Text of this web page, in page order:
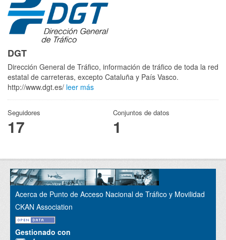
DGT
Dirección General de Tráfico, información de tráfico de toda la red
estatal de carreteras, excepto Cataluña y País Vasco.
http://www.dgt.es/ leer más
Seguidores
17
Conjuntos de datos
1
Acerca de Punto de Acceso Nacional de Tráfico y Movilidad
CKAN Association
Gestionado con